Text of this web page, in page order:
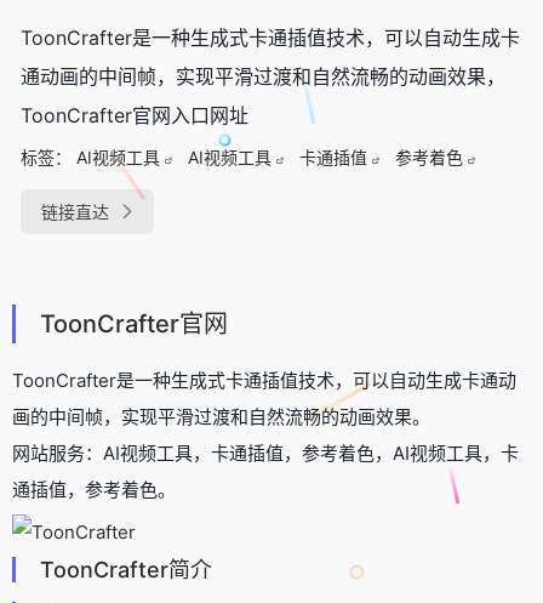
ToonCrafter是一种生成式卡通插值技术，可以自动生成卡
通动画的中间帧，实现平滑过渡和自然流畅的动画效果，
ToonCrafter官网入口网址
标签： AI视频工具 AI视频工具 卡通插值 参考着色
链接直达
ToonCrafter官网
ToonCrafter是一种生成式卡通插值技术，可以自动生成卡通动
画的中间帧，实现平滑过渡和自然流畅的动画效果。
网站服务：AI视频工具，卡通插值，参考着色，AI视频工具，卡
通插值，参考着色。
ToonCrafter简介